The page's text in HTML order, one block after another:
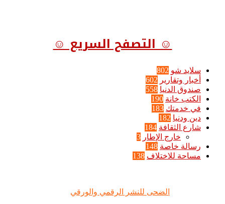
☺ التصفح السريع ☺
سلايد شو 802
أخبار وتقارير 602
صندوق الدنيا 558
الكتب خانة 190
في خدمتك 183
دين ودنيا 182
شارع الثقافة 184
خارج الإطار 3
رسالة خاصة 148
مساحة للاختلاف 138
الضحى للنشر الرقمي والورقي